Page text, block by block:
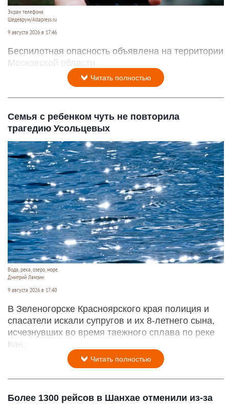
Экран телефона
Шедеврум/Altapress.ru
9 августа 2026 в 17:46
Беспилотная опасность объявлена на территории
Московской области.
Читать полностью
Семья с ребенком чуть не повторила
трагедию Усольцевых
Вода, река, озеро, море.
Дмитрий Лямзин
9 августа 2026 в 17:40
В Зеленогорске Красноярского края полиция и
спасатели искали супругов и их 8-летнего сына,
исчезнувших во время таежного сплава по реке
Кан.
Читать полностью
Более 1300 рейсов в Шанхае отменили из-за